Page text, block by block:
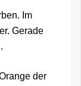
Im
Gerade
der